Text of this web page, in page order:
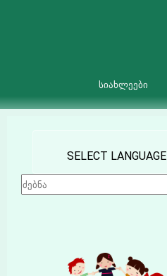
სიახლეები
SELECT LANGUAGE